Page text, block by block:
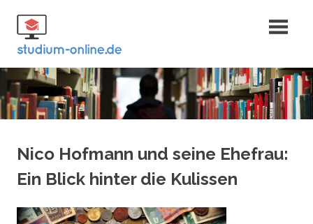
Inhalt
springen
Fernstudium
und Bachelor
Nico Hofmann und seine Ehefrau:
Ein Blick hinter die Kulissen